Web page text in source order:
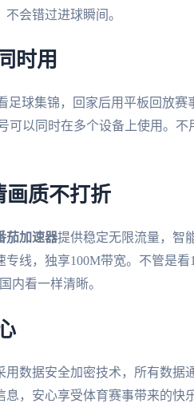
会错过进球瞬间。
时用
足球集锦，回家后用平板回放
可以同时在多个设备上使用。
画质不打折
茄加速器提供稳定无限流量，智
线，独享100M带宽。不管是看
内看一样清晰。
用数据安全加密技术，所有数据
，安心享受体育赛事带来的快乐